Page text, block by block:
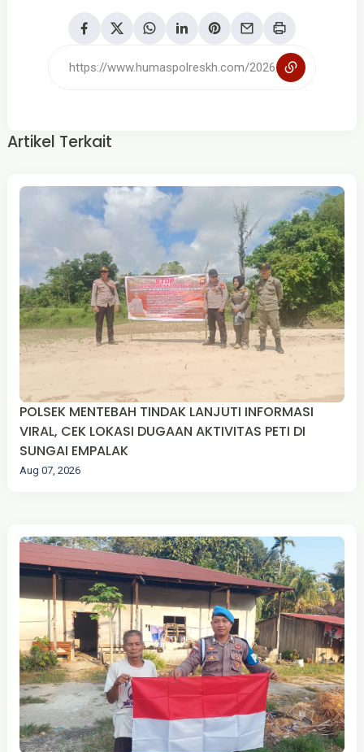
Artikel Terkait
POLSEK MENTEBAH TINDAK LANJUTI INFORMASI
VIRAL, CEK LOKASI DUGAAN AKTIVITAS PETI DI
SUNGAI EMPALAK
Aug 07, 2026